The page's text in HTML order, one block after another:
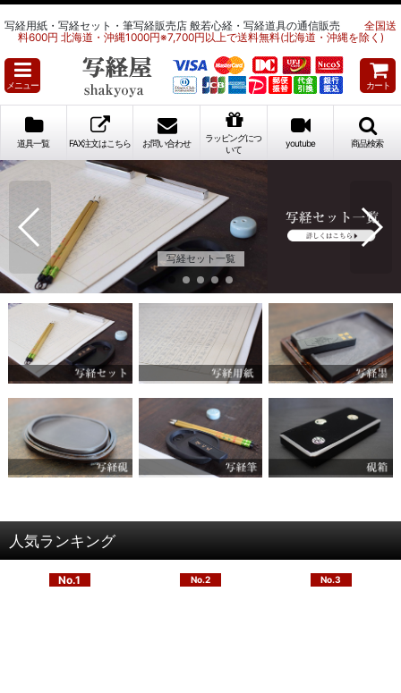
写経用紙・写経セット・筆写経販売店 般若心経・写経道具の通信販売 全国送
料600円 北海道・沖縄1000円※7,700円以上で送料無料(北海道・沖縄を除く)
メニュー カート
道具一覧 FAX注文はこちら お問い合わせ
ラッピングにつ
いて
youtube 商品検索
写経セット一覧
人気ランキング
No.1 No.2 No.3